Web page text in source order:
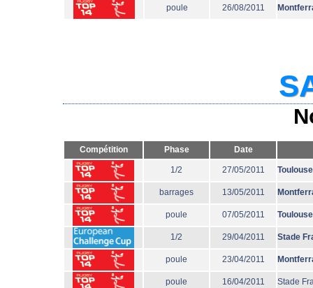
poule 26/08/2011
Compétition Phase Date
1/2 27/05/2011 Toulouse
barrages 13/05/2011
poule 07/05/2011 Toulouse
1/2 29/04/2011 Stade
poule 23/04/2011
poule 16/04/2011 Stade